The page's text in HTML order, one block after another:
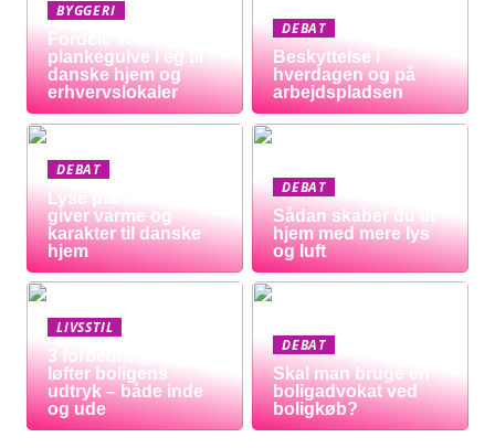
BYGGERI
Fordele ved
plankegulve i eg til
danske hjem og
erhvervslokaler
DEBAT
Beskyttelse i
hverdagen og på
arbejdspladsen
DEBAT
Lyse plankeborde
giver varme og
karakter til danske
hjem
DEBAT
Sådan skaber du et
hjem med mere lys
og luft
LIVSSTIL
3 forbedringer der
løfter boligens
udtryk – både inde
og ude
DEBAT
Skal man bruge en
boligadvokat ved
boligkøb?